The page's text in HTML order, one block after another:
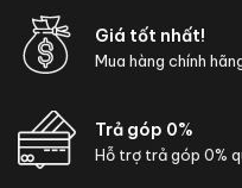
Giá tốt nhất!
Mua hàng chính
Trả góp 0%
Hỗ trợ trả góp 0%